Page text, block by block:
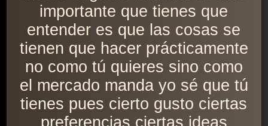
importante que tienes que
entender es que las cosas se
tienen que hacer prácticamente
no como tú quieres sino como
el mercado manda yo sé que tú
tienes pues cierto gusto ciertas